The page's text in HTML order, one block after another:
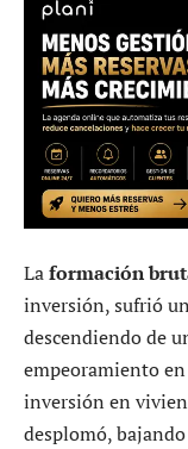
Laformación
inversión, sufrió
descendiendo de
empeoramiento
inversión en
desplomó,